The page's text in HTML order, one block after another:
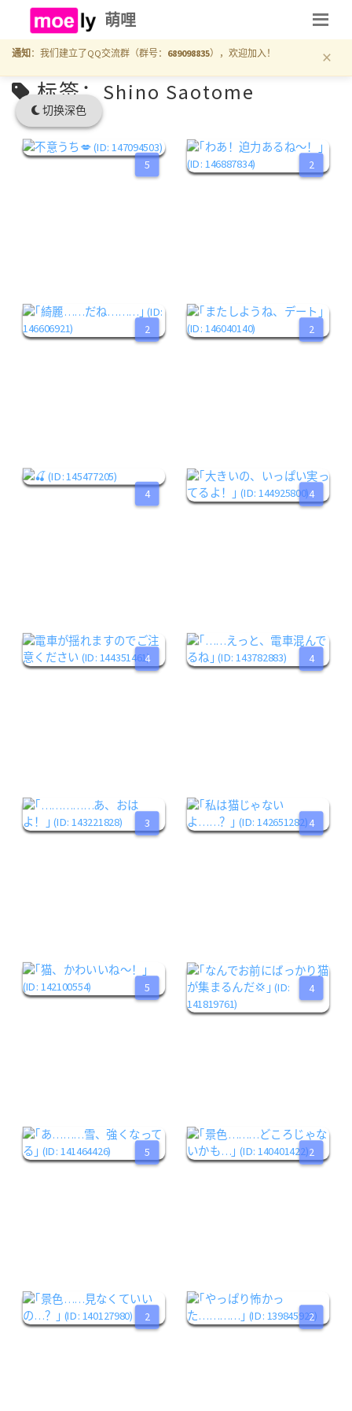
切换深色
萌哩
通知 ：我们建立了QQ交流群（群号： 689098835），欢迎加入！ ×
标签：Shino Saotome
5 2
2 2
4 4
4 4
3 4
5 4
5 2
2 2